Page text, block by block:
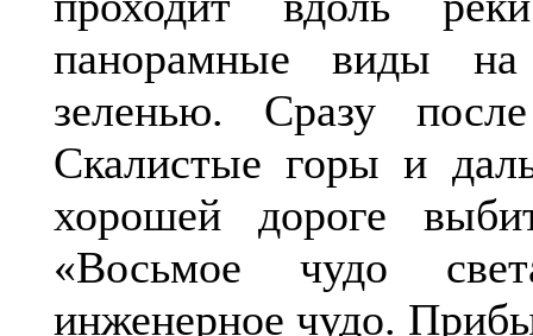
панорамные виды
зеленью. Сразу
Скалистые горы и
хорошей дороге
«Восьмое чудо
инженерное чудо.